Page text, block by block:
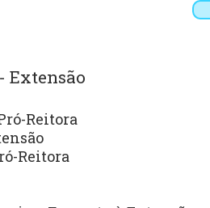
Extensão
Reitora
Reitora